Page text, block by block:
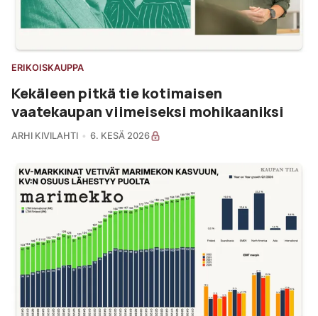
ERIKOISKAUPPA
Kekäleen pitkä tie kotimaisen
vaatekaupan viimeiseksi mohikaaniksi
ARHI KIVILAHTI 6. KESÄ 2026